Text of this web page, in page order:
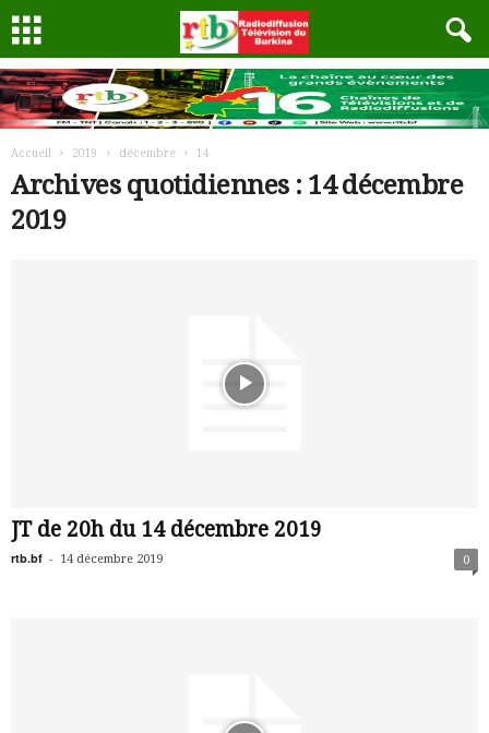
Accueil 2019 décembre 14
Archives quotidiennes : 14 décembre
2019
JT de 20h du 14 décembre 2019
rtb.bf - 14 décembre 2019 0